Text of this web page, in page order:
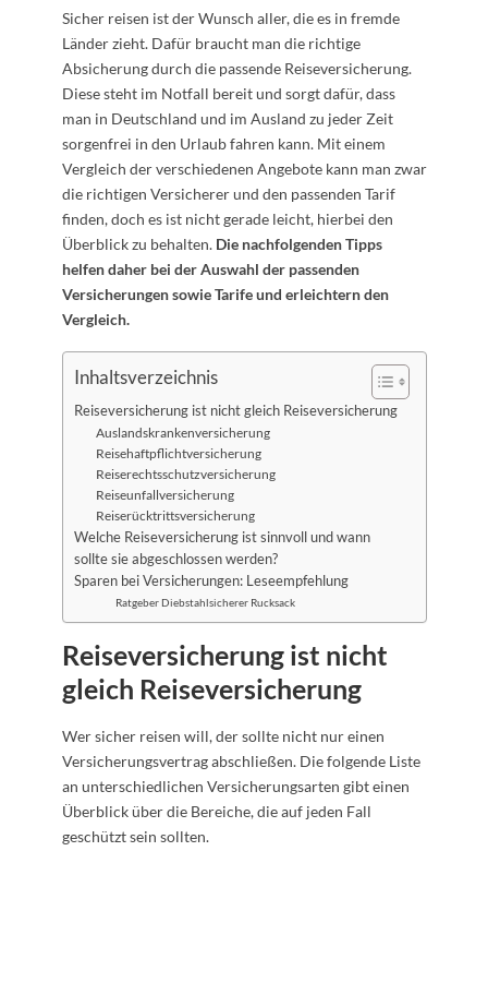
Sicher reisen ist der Wunsch aller, die es in fremde
Länder zieht. Dafür braucht man die richtige
Absicherung durch die passende Reiseversicherung.
Diese steht im Notfall bereit und sorgt dafür, dass
man in Deutschland und im Ausland zu jeder Zeit
sorgenfrei in den Urlaub fahren kann. Mit einem
Vergleich der verschiedenen Angebote kann man zwar
die richtigen Versicherer und den passenden Tarif
finden, doch es ist nicht gerade leicht, hierbei den
Überblick zu behalten. Die nachfolgenden Tipps
helfen daher bei der Auswahl der passenden
Versicherungen sowie Tarife und erleichtern den
Vergleich.
Inhaltsverzeichnis
Reiseversicherung ist nicht gleich Reiseversicherung
Auslandskrankenversicherung
Reisehaftpflichtversicherung
Reiserechtsschutzversicherung
Reiseunfallversicherung
Reiserücktrittsversicherung
Welche Reiseversicherung ist sinnvoll und wann
sollte sie abgeschlossen werden?
Sparen bei Versicherungen: Leseempfehlung
Ratgeber Diebstahlsicherer Rucksack
Reiseversicherung ist nicht
gleich Reiseversicherung
Wer sicher reisen will, der sollte nicht nur einen
Versicherungsvertrag abschließen. Die folgende Liste
an unterschiedlichen Versicherungsarten gibt einen
Überblick über die Bereiche, die auf jeden Fall
geschützt sein sollten.